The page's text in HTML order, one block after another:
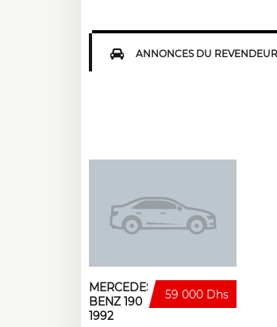
ANNONCES DU REVENDEUR
59 000 Dhs
MERCEDES-
BENZ 190
1992